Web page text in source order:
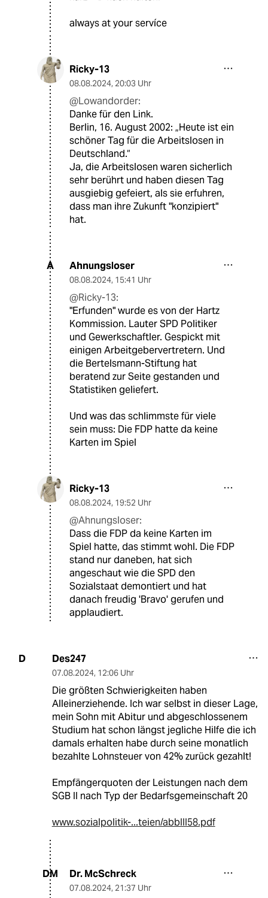
always at your servíce
Ricky-13
08.08.2024, 20:03 Uhr
@Lowandorder:
Danke für den Link.
Berlin, 16. August 2002: „Heute ist ein
schöner Tag für die Arbeitslosen in
Deutschland.“
Ja, die Arbeitslosen waren sicherlich
sehr berührt und haben diesen Tag
ausgiebig gefeiert, als sie erfuhren,
dass man ihre Zukunft "konzipiert"
hat.
A Ahnungsloser
08.08.2024, 15:41 Uhr
@Ricky-13:
"Erfunden" wurde es von der Hartz
Kommission. Lauter SPD Politiker
und Gewerkschaftler. Gespickt mit
einigen Arbeitgebervertretern. Und
die Bertelsmann-Stiftung hat
beratend zur Seite gestanden und
Statistiken geliefert.
Und was das schlimmste für viele
sein muss: Die FDP hatte da keine
Karten im Spiel
Ricky-13
08.08.2024, 19:52 Uhr
@Ahnungsloser:
Dass die FDP da keine Karten im
Spiel hatte, das stimmt wohl. Die FDP
stand nur daneben, hat sich
angeschaut wie die SPD den
Sozialstaat demontiert und hat
danach freudig 'Bravo' gerufen und
applaudiert.
D Des247
07.08.2024, 12:06 Uhr
Die größten Schwierigkeiten haben
Alleinerziehende. Ich war selbst in dieser Lage,
mein Sohn mit Abitur und abgeschlossenem
Studium hat schon längst jegliche Hilfe die ich
damals erhalten habe durch seine monatlich
bezahlte Lohnsteuer von 42% zurück gezahlt!
Empfängerquoten der Leistungen nach dem
SGB II nach Typ der Bedarfsgemeinschaft 20
www.sozialpolitik-...teien/abbIII58.pdf
DM Dr. McSchreck
07.08.2024, 21:37 Uhr